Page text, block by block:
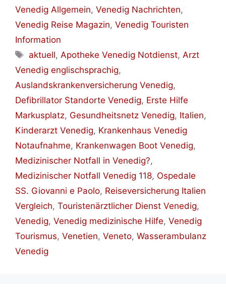
Venedig Allgemein, Venedig Nachrichten,
Venedig Reise Magazin, Venedig Touristen
Information
Schlagwörter
aktuell, Apotheke Venedig Notdienst, Arzt
Venedig englischsprachig,
Auslandskrankenversicherung Venedig,
Defibrillator Standorte Venedig, Erste Hilfe
Markusplatz, Gesundheitsnetz Venedig, Italien,
Kinderarzt Venedig, Krankenhaus Venedig
Notaufnahme, Krankenwagen Boot Venedig,
Medizinischer Notfall in Venedig?,
Medizinischer Notfall Venedig 118, Ospedale
SS. Giovanni e Paolo, Reiseversicherung Italien
Vergleich, Touristenärztlicher Dienst Venedig,
Venedig, Venedig medizinische Hilfe, Venedig
Tourismus, Venetien, Veneto, Wasserambulanz
Venedig